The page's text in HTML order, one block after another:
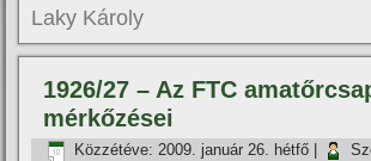
Laky Károly
1926/27 – Az FTC
mérkőzései
Közzétéve: 2009. január 26. hétfő